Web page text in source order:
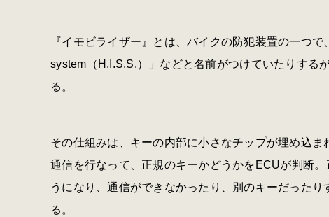
『イモビライザー』とは、バイクの防犯装置の一つ
system（H.I.S.S.）」などと名前がつけていたりする
る。
その仕組みは、キーの内部に小さなチップが埋め込
通信を行なって、正規のキーかどうかをECUが判断
うになり、通信ができなかったり、別のキーだった
る。